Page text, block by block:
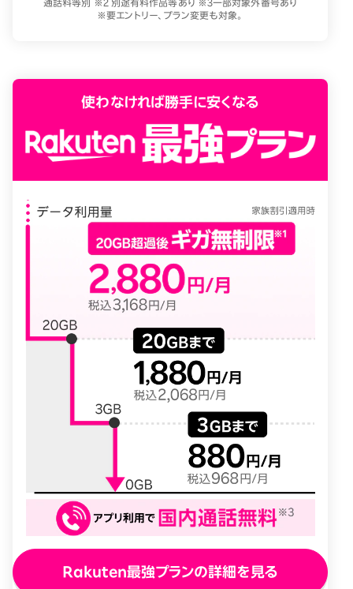
通話料等別 ※2 別途有料作品等あり ※3一部対象外番号あり
※要エントリー、プラン変更も対象。
使わなければ勝手に安くなる
Rakuten最強プランの詳細を見る